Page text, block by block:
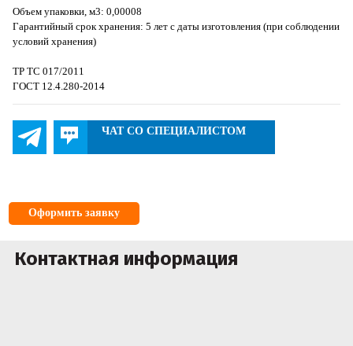
Объем упаковки, м3: 0,00008
Гарантийный срок хранения: 5 лет с даты изготовления (при соблюдении
условий хранения)
ТР ТС 017/2011
ГОСТ 12.4.280-2014
ЧАТ СО СПЕЦИАЛИСТОМ
Оформить заявку
Контактная информация